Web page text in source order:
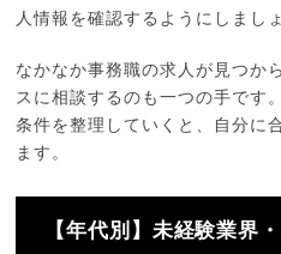
人情報を確認するようにしまし
なかなか事務職の求人が見つか
スに相談するのも一つの手です
条件を整理していくと、自分に
ます。
【年代別】未経験業界